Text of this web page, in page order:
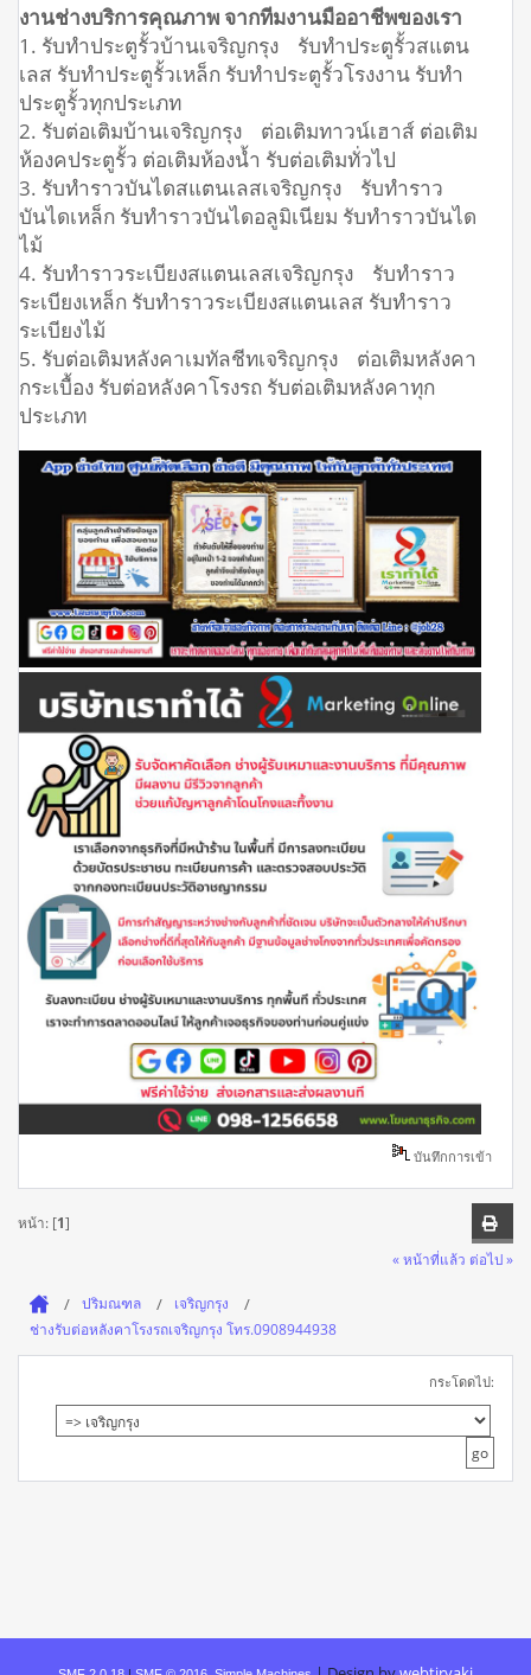
งานช่างบริการคุณภาพ จากทีมงานมืออาชีพของเรา
1. รับทำประตูรั้วบ้านเจริญกรุง รับทำประตูรั้วสแตน
เลส รับทำประตูรั้วเหล็ก รับทำประตูรั้วโรงงาน รับทำ
ประตูรั้วทุกประเภท
2. รับต่อเติมบ้านเจริญกรุง ต่อเติมทาวน์เฮาส์ ต่อเติม
ห้องคประตูรั้ว ต่อเติมห้องน้ำ รับต่อเติมทั่วไป
3. รับทำราวบันไดสแตนเลสเจริญกรุง รับทำราว
บันไดเหล็ก รับทำราวบันไดอลูมิเนียม รับทำราวบันได
ไม้
4. รับทำราวระเบียงสแตนเลสเจริญกรุง รับทำราว
ระเบียงเหล็ก รับทำราวระเบียงสแตนเลส รับทำราว
ระเบียงไม้
5. รับต่อเติมหลังคาเมทัลชีทเจริญกรุง ต่อเติมหลังคา
กระเบื้อง รับต่อหลังคาโรงรถ รับต่อเติมหลังคาทุก
ประเภท
บันทึกการเข้า
หน้า: [1]
« หน้าที่แล้ว ต่อไป »
ปริมณฑล
เจริญกรุง
ช่างรับต่อหลังคาโรงรถเจริญกรุง โทร.0908944938
กระโดดไป: